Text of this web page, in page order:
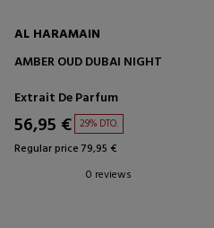
AL HARAMAIN
AMBER OUD DUBAI NIGHT
Extrait De Parfum
56,95 € 29% DTO.
Regular price 79,95 €
0 reviews